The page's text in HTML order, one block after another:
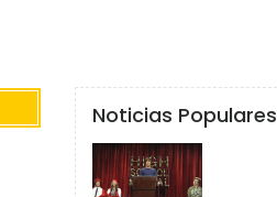
Noticias Populares